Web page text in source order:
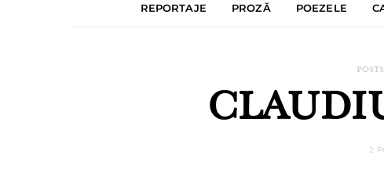
REPORTAJE PROZĂ POEZELE
2